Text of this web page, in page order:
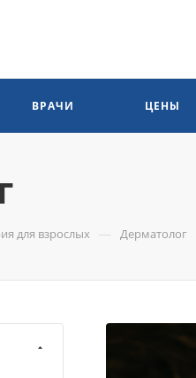
ВРАЧИ ЦЕНЫ
для взрослых — Дерматолог